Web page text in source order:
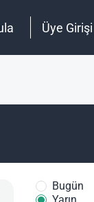
Üye Girişi
Bugün